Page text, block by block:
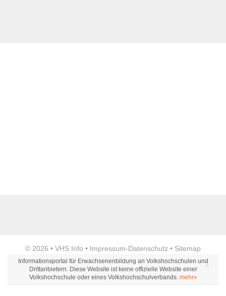
Webseite
© 2026 • VHS Info • Impressum-Datenschutz • Sitemap
Informationsportal für Erwachsenenbildung an Volkshochschulen und
Drittanbietern. Diese Website ist keine offizielle Website einer
Volkshochschule oder eines Volkshochschulverbands. mehr»